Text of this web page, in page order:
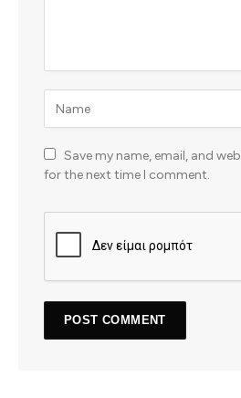
Save my name, email, and
for the next time I comment.